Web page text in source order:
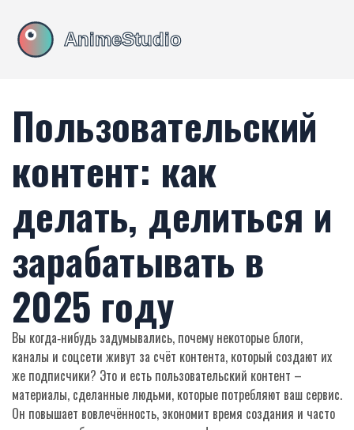
Пользовательский
контент: как
делать, делиться и
зарабатывать в
2025 году
Вы когда‑нибудь задумывались, почему некоторые блоги,
каналы и соцсети живут за счёт контента, который создают их
же подписчики? Это и есть пользовательский контент –
материалы, сделанные людьми, которые потребляют ваш сервис.
Он повышает вовлечённость, экономит время создания и часто